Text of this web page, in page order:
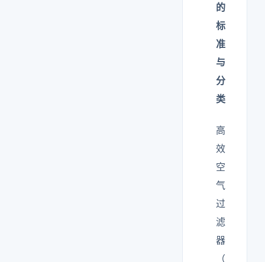
的
标
准
与
分
类
高
效
空
气
过
滤
器
（